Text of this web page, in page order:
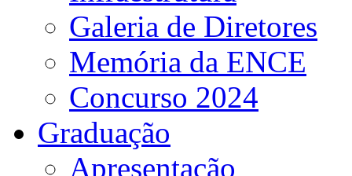
Galeria de Diretores
Memória da ENCE
Concurso 2024
Graduação
Apresentação